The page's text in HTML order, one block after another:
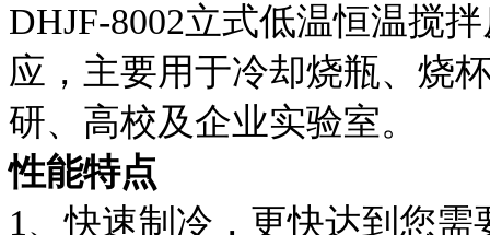
DHJF-8002立式低温恒温搅
应，主要用于冷却烧瓶、烧
研、高校及企业实验室。
性能特点
1、快速制冷，更快达到您